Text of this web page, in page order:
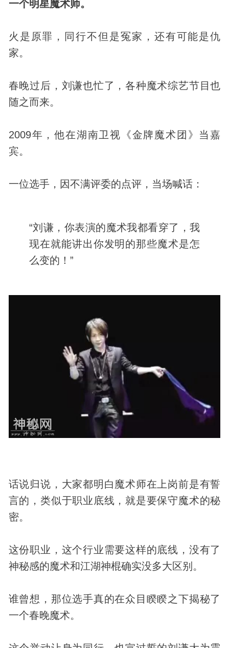
一个明星魔术师。
火是原罪，同行不但是冤家，还有可能是仇
家。
春晚过后，刘谦也忙了，各种魔术综艺节目也
随之而来。
2009年，他在湖南卫视《金牌魔术团》当嘉
宾。
一位选手，因不满评委的点评，当场喊话：
“刘谦，你表演的魔术我都看穿了，我
现在就能讲出你发明的那些魔术是怎
么变的！”
话说归说，大家都明白魔术师在上岗前是有誓
言的，类似于职业底线，就是要保守魔术的秘
密。
这份职业，这个行业需要这样的底线，没有了
神秘感的魔术和江湖神棍确实没多大区别。
谁曾想，那位选手真的在众目睽睽之下揭秘了
一个春晚魔术。